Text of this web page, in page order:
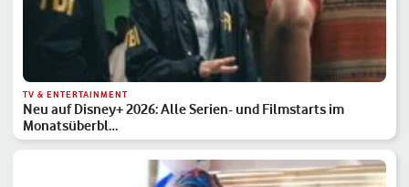
TV & ENTERTAINMENT
Neu auf Disney+ 2026: Alle Serien- und Filmstarts im
Monatsüberbl…